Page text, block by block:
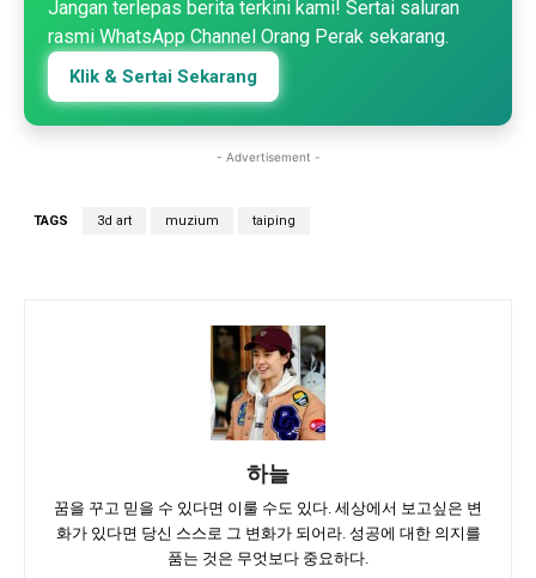
Jangan terlepas berita terkini kami! Sertai saluran
rasmi WhatsApp Channel Orang Perak sekarang.
Klik & Sertai Sekarang
- Advertisement -
TAGS 3d art muzium taiping
하늘
꿈을 꾸고 믿을 수 있다면 이룰 수도 있다. 세상에서 보고싶은 변
화가 있다면 당신 스스로 그 변화가 되어라. 성공에 대한 의지를
품는 것은 무엇보다 중요하다.